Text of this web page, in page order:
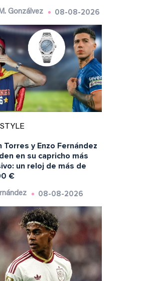
Gonzálvez 08-08-2026
Torres y Enzo Fernández
en su capricho más
un reloj de más de
€
08-08-2026